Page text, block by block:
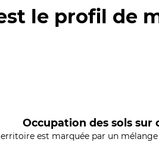
le profil de
Occupation des sols sur
est marquée par un